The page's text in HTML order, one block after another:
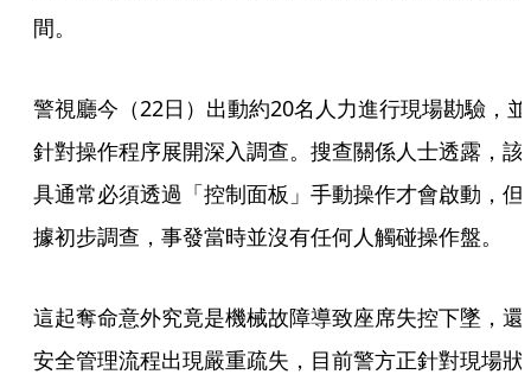
間。
警視廳今（22日）出動約20名人力進行現場勘驗，並
針對操作程序展開深入調查。搜查關係人士透露，該
具通常必須透過「控制面板」手動操作才會啟動，但
據初步調查，事發當時並沒有任何人觸碰操作盤。
這起奪命意外究竟是機械故障導致座席失控下墜，還
安全管理流程出現嚴重疏失，目前警方正針對現場狀